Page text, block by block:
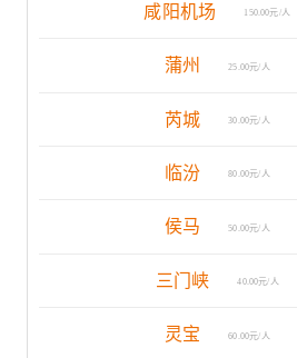
咸阳机场 150.00元/人
蒲州 25.00元/人
芮城 30.00元/人
临汾 80.00元/人
侯马 50.00元/人
三门峡 40.00元/人
灵宝 60.00元/人